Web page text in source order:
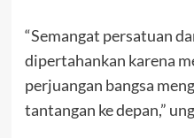
“Semangat persatuan
dipertahankan karena
perjuangan bangsa
tantangan ke depan,”